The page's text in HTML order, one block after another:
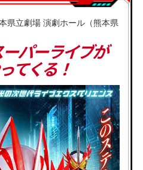
県立劇場 演劇ホール（熊本県
パーライブが
てくる！